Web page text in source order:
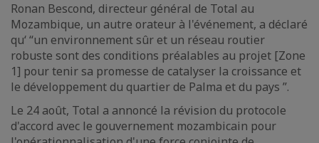
Ronan Bescond, directeur général de Total au
Mozambique, un autre orateur à l'événement, a déclaré
qu‘ “un environnement sûr et un réseau routier
robuste sont des conditions préalables au projet [Zone
1] pour tenir sa promesse de catalyser la croissance et
le développement du quartier de Palma et du pays ”.
Le 24 août, Total a annoncé la révision du protocole
d'accord avec le gouvernement mozambicain pour